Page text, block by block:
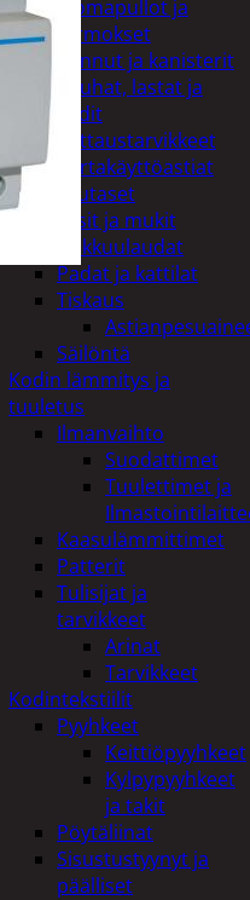
Juomapullot ja
termokset
Kannut ja kanisterit
Kauhat, lastat ja
sudit
Kattaustarvikkeet
Kertakäyttöastiat
Lautaset
Lasit ja mukit
Leikkuulaudat
Padat ja kattilat
Tiskaus
Säilöntä
Kodin lämmitys ja
tuuletus
Ilmanvaihto
Suodattimet
Tuulettimet ja
Kaasulämmittimet
Patterit
Tulisijat ja
tarvikkeet
Arinat
Tarvikkeet
Kodintekstiilit
Pyyhkeet
Keittiöpyyhkeet
Kylpypyyhkeet
ja takit
Pöytäliinat
Sisustustyynyt ja
päälliset